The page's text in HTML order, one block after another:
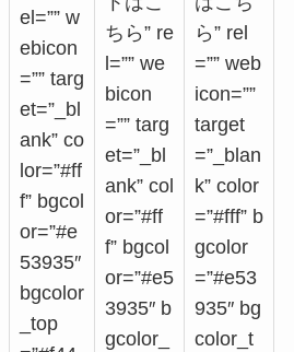
el=”” w
ebicon
=”” targ
et=”_bl
ank” co
lor=”#ff
f” bgcol
or=”#e
53935″
bgcolor
_top
ちら” re
l=”” we
bicon
=”” targ
et=”_bl
ank” col
or=”#ff
f” bgcol
or=”#e5
3935″ b
gcolor_
ら” rel
=”” web
icon=””
target
=”_blan
k” color
=”#fff” b
gcolor
=”#e53
935″ bg
color_t